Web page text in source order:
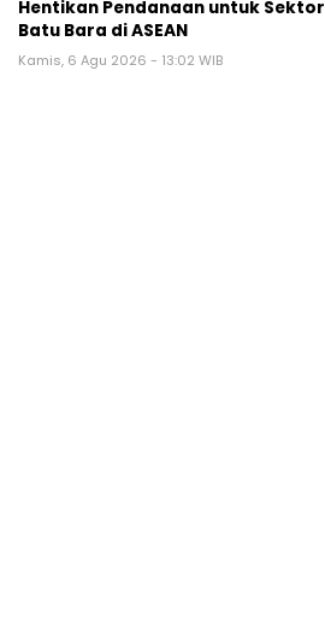
Hentikan Pendanaan untuk Sektor
Batu Bara di ASEAN
Kamis, 6 Agu 2026 - 13:02 WIB